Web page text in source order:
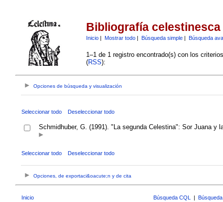
Bibliografía celestinesca
Inicio| Mostrar todo| Búsqueda simple| Búsqueda
1–1 de 1 registro encontrado(s) con los
(RSS):
Opciones de búsqueda y visualización
Seleccionar todo Deseleccionar todo
Schmidhuber, G. (1991). "La segunda Celestina": Sor Juana y
Seleccionar todo Deseleccionar todo
Opciones, de exportaci&oacute;n y de cita
Inicio Búsqueda CQL |